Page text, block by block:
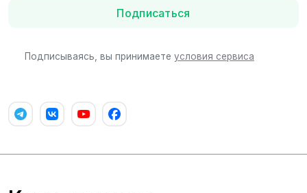
Подписаться
Подписываясь, вы принимаете условия сервиса